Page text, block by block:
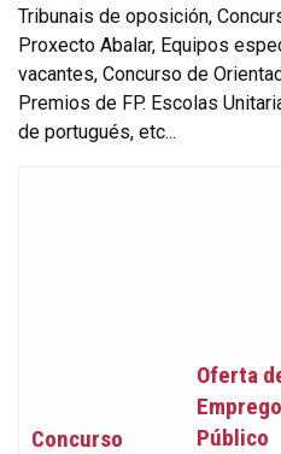
Tribunais de oposición,
Proxecto Abalar, Equipos
vacantes, Concurso de
Premios de FP. Escolas
de portugués, etc...
Concurso
Oferta
Emprego
Público